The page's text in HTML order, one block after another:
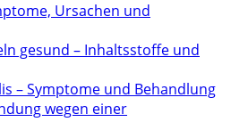
Ursachen und
gesund – Inhaltsstoffe und
– Symptome und Behandlung
wegen einer